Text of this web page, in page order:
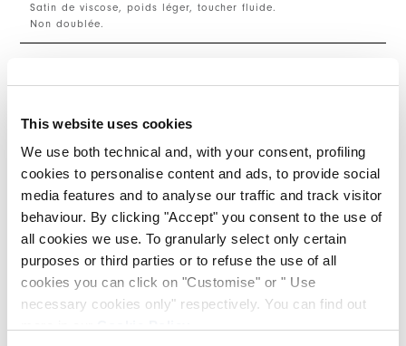
This website uses cookies
We use both technical and, with your consent, profiling
cookies to personalise content and ads, to provide social
media features and to analyse our traffic and track visitor
behaviour. By clicking "Accept" you consent to the use of
all cookies we use. To granularly select only certain
purposes or third parties or to refuse the use of all
cookies you can click on "Customise" or " Use
necessary cookies only" respectively. You can find out
Satin de viscose, poids léger, toucher fluide.
Non doublée.
DÉTAILS PRODUIT
Contactez-nous | Expédition | Partager
COMPLETE THE LOOK